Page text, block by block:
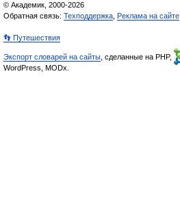
© Академик, 2000-2026
Обратная связь: Техподдержка Реклама на сайте
👣 Путешествия
Экспорт словарей на сайты , сделанные на PHP,
WordPress, MODx.